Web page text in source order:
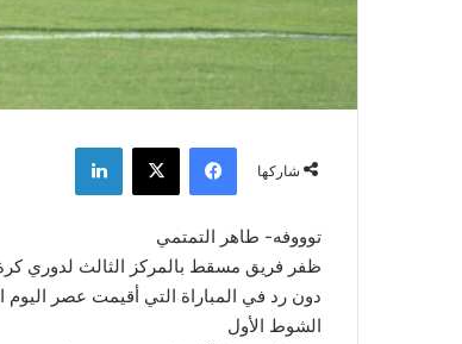
شاركها
فيسبوك ‫X لينكدإن
توووفه- طاهر التمتمي
دون رد في المباراة التي أقيمت عصر
الشوط الأول